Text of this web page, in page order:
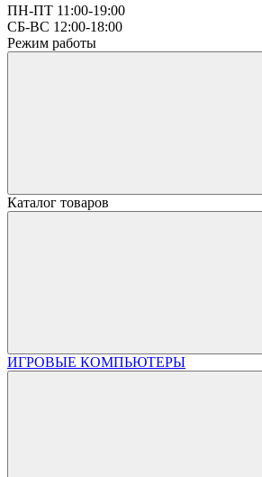
ПН-ПТ 11:00-19:00
СБ-ВС 12:00-18:00
Режим работы
Каталог товаров
ИГРОВЫЕ КОМПЬЮТЕРЫ